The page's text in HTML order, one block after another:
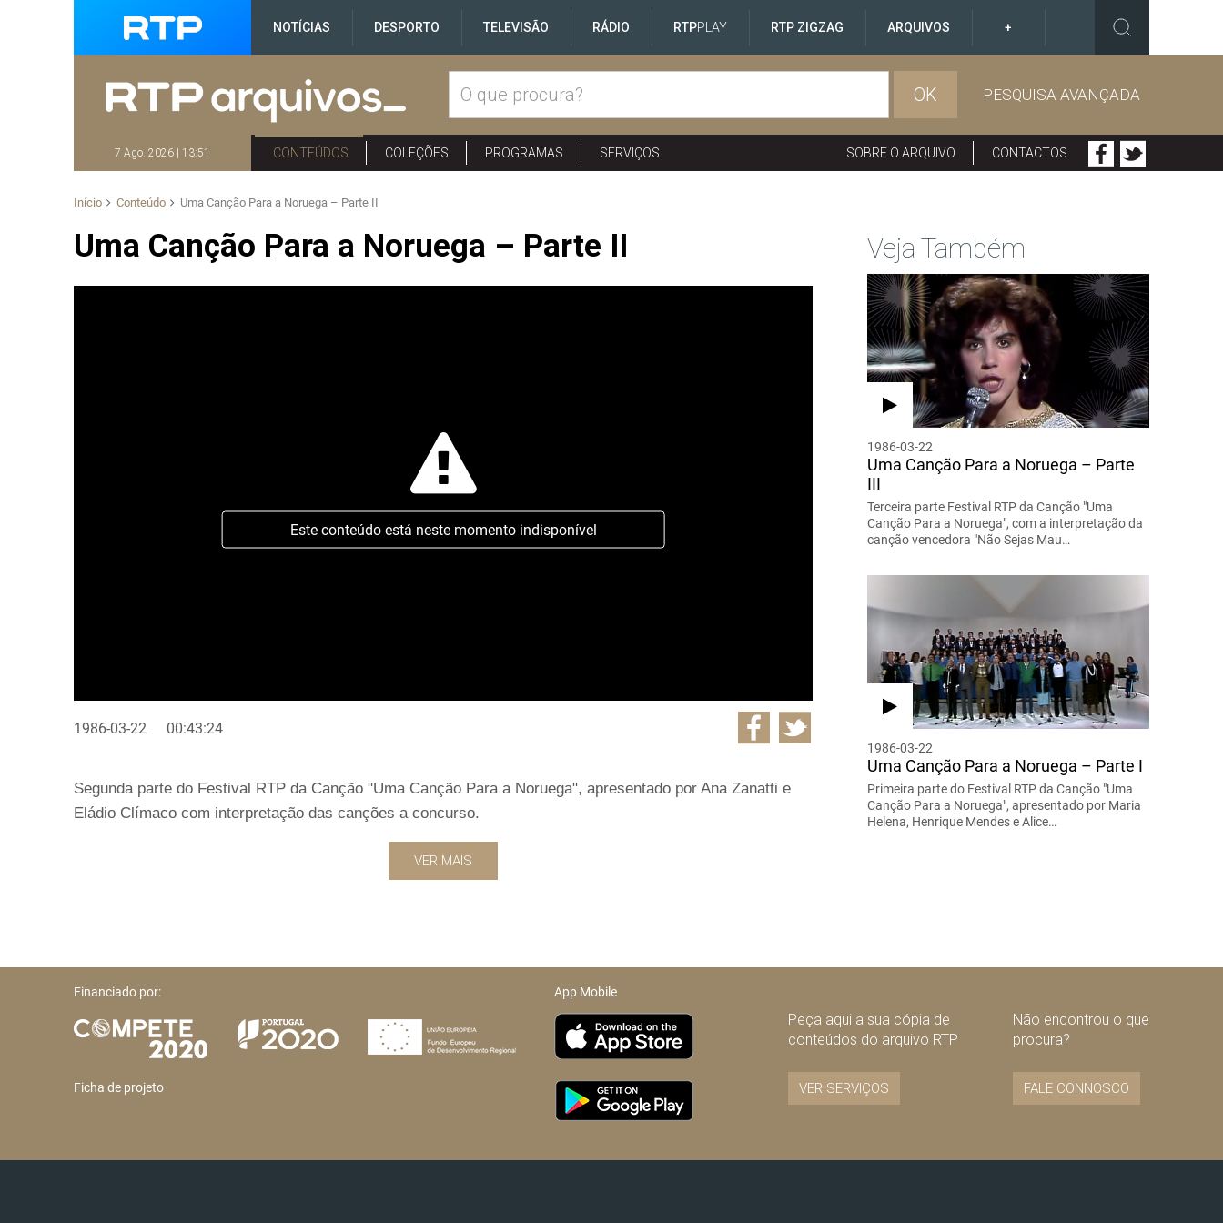
NOTÍCIAS DESPORTO TELEVISÃO RÁDIO RTPPLAY RTP ZIGZAG ARQUIVOS +
OK PESQUISA AVANÇADA
7 Ago. 2026 | 13:51 CONTEÚDOS COLEÇÕES PROGRAMAS SERVIÇOS SOBRE O ARQUIVO CONTACTOS
Início Conteúdo Uma Canção Para a Noruega – Parte II
Uma Canção Para a Noruega – Parte II
Este conteúdo está neste momento indisponível
1986-03-22 00:43:24
Segunda parte do Festival RTP da Canção "Uma Canção Para a Noruega", apresentado por Ana Zanatti e
Eládio Clímaco com interpretação das canções a concurso.
VER MAIS
Veja Também
1986-03-22
Uma Canção Para a Noruega – Parte
III
Terceira parte Festival RTP da Canção "Uma
Canção Para a Noruega", com a interpretação da
canção vencedora "Não Sejas Mau…
1986-03-22
Uma Canção Para a Noruega – Parte I
Primeira parte do Festival RTP da Canção "Uma
Canção Para a Noruega", apresentado por Maria
Helena, Henrique Mendes e Alice…
Financiado por:
Ficha de projeto
App Mobile
Peça aqui a sua cópia de
conteúdos do arquivo RTP
VER SERVIÇOS
Não encontrou o que
procura?
FALE CONNOSCO